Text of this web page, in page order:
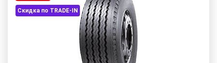
Скидка по TRADE-IN